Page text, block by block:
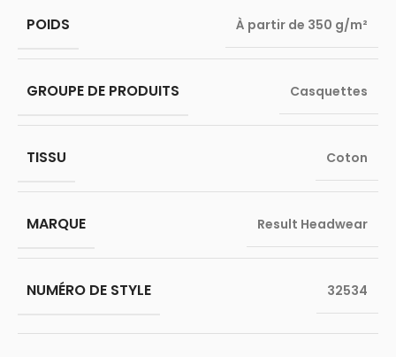
POIDS À partir de 350 g/m²
GROUPE DE PRODUITS Casquettes
TISSU Coton
MARQUE Result Headwear
NUMÉRO DE STYLE 32534